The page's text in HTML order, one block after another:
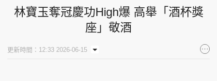
玄學靈異 東周專欄
林寶玉奪冠慶功High爆 高舉「酒杯獎
座」敬酒
更新時間：12:33 2026-06-15